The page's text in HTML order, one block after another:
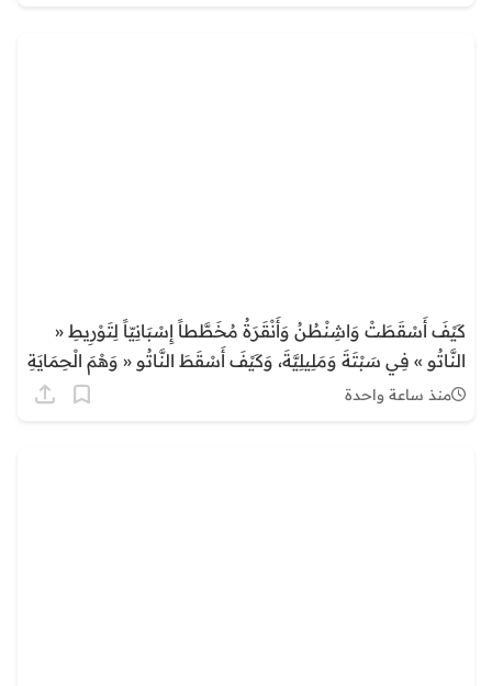
كَيْفَ أَسْقَطَتْ وَاشِنْطُنُ وَأَنْقَرَةُ مُخَطَّطاً إِسْبَانِيّاً لِتَوْرِيطِ «
النَّاتُو » فِي سَبْتَةَ وَمَلِيلِيَّةَ، وَكَيْفَ أَسْقَطَ النَّاتُو « وَهْمَ الْحِمَايَةِ
الْأَطْلَسِيَّةِ » وَأَجْبَرَ مَدْرِيدَ عَلَى الرُّضُوخِ لِلْوَاقِعِيَّةِ مَعَ الرِّبَاطِ؟
منذ ساعة واحدة